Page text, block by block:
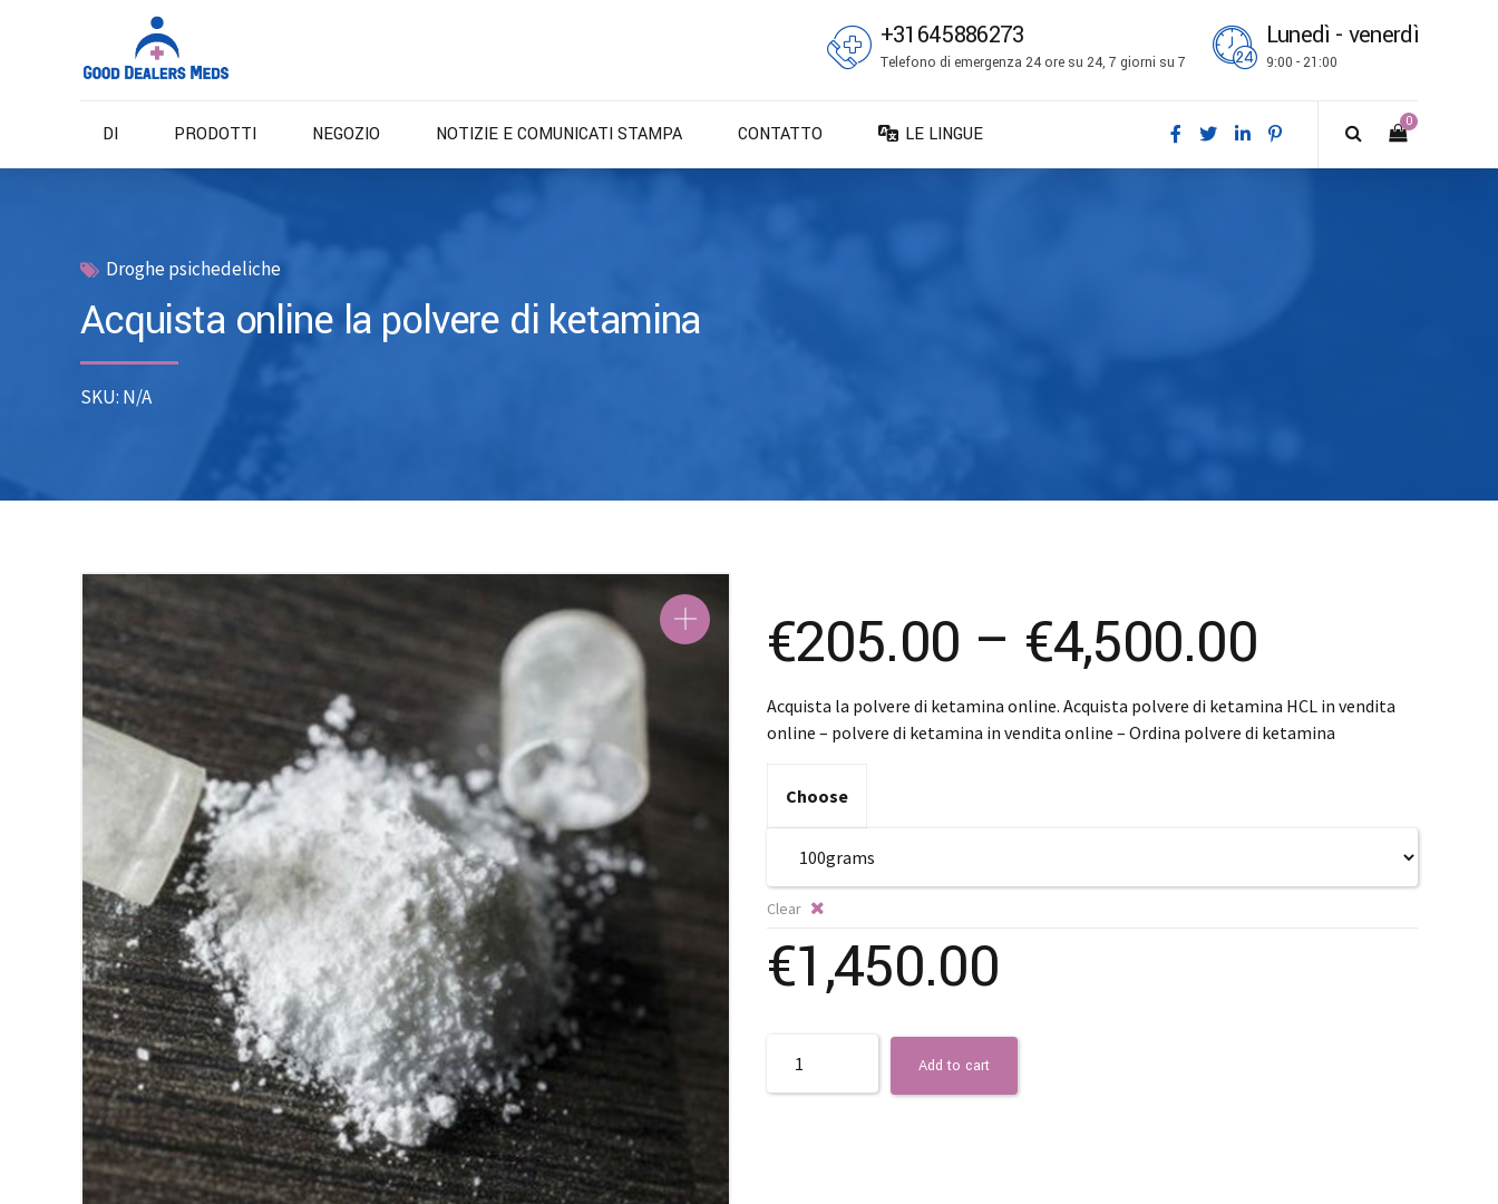
+31645886273
Telefono di emergenza 24 ore su 24, 7 giorni su 7
Lunedì - venerdì
9:00 - 21:00
0
DI PRODOTTI NEGOZIO NOTIZIE E COMUNICATI STAMPA CONTATTO
LE LINGUE
SK – Slovenčina
Droghe psichedeliche
Acquista online la polvere di ketamina
SKU: N/A
€205.00 – €4,500.00
range:
€205.00
through
€4,500.00
Acquista la polvere di ketamina online. Acquista polvere di ketamina HCL in vendita
online – polvere di ketamina in vendita online – Ordina polvere di ketamina
Choose
Clear
€1,450.00
Add to cart